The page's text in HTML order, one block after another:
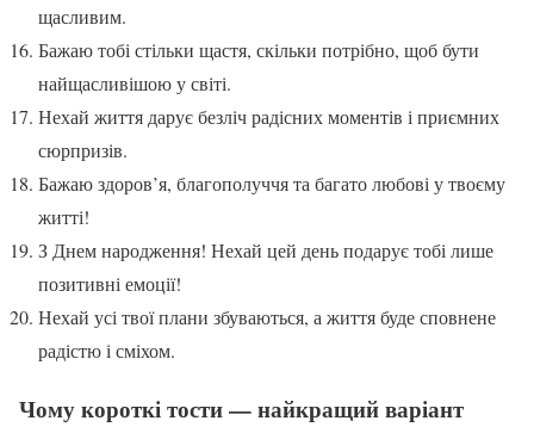
щасливим.
Бажаю тобі стільки щастя, скільки потрібно, щоб бути
найщасливішою у світі.
Нехай життя дарує безліч радісних моментів і приємних
сюрпризів.
Бажаю здоров’я, благополуччя та багато любові у твоєму
житті!
З Днем народження! Нехай цей день подарує тобі лише
позитивні емоції!
Нехай усі твої плани збуваються, а життя буде сповнене
радістю і сміхом.
Чому короткі тости — найкращий варіант